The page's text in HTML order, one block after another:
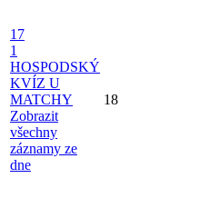
17
1
HOSPODSKÝ
KVÍZ U
MATCHY
Zobrazit
všechny
záznamy ze
dne
18